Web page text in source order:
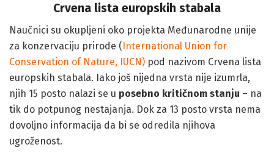
Crvena lista europskih stabala
Naučnici su okupljeni oko projekta Međunarodne unije
za konzervaciju prirode (International Union for
Conservation of Nature, IUCN) pod nazivom Crvena lista
europskih stabala. Iako još nijedna vrsta nije izumrla,
njih 15 posto nalazi se u posebno kritičnom stanju – na
tik do potpunog nestajanja. Dok za 13 posto vrsta nema
dovoljno informacija da bi se odredila njihova
ugroženost.